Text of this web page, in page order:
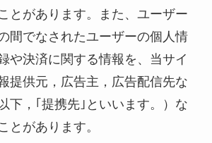
とがあります。また、ユーザー
間でなされたユーザーの個人情
や決済に関する情報を、当サイ
提供元，広告主，広告配信先な
下，｢提携先｣といいます。）な
とがあります。